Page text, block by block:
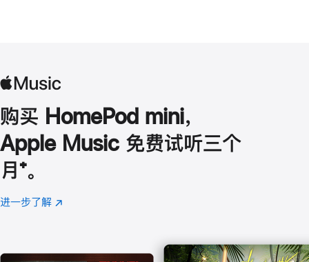
购买 HomePod mini，
Apple Music 免费试听三个
月 脚
注
⁺。
进一步了解 Apple
(在
口